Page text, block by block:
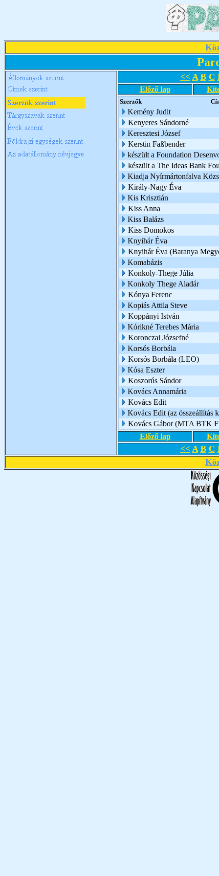
<< A B C
Előző lap
Szerzők
Kemény Judit
Kenyeres Sándorné
Keresztesi József
Kerstin Faßbender
készült a Foundation
készült a The Ideas Bank
Kiadja Nyírmártonfalva
Király-Nagy Éva
Kis Krisztián
Kiss Anna
Kiss Balázs
Kiss Domokos
Knyihár Éva
Knyihár Éva (Baranya
Komabázis
Konkoly-Thege Júlia
Konkoly Thege Aladár
Kónya Ferenc
Kopiás Attila Steve
Koppányi István
Kórikné Terebes Mária
Koronczai Józsefné
Korsós Borbála
Korsós Borbála (LEO)
Kósa Eszter
Koszorús Sándor
Kovács Annamária
Kovács Edit
Kovács Edit (az összeállítás
Kovács Gábor (MTA BTK
Előző lap
<< A B C